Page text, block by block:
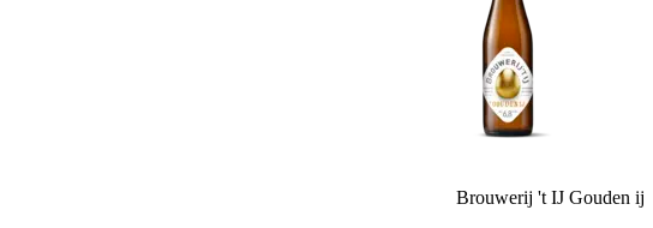
Brouwerij 't IJ Gouden ij